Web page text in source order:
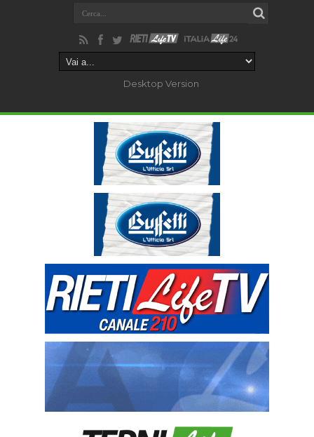
Desktop Version